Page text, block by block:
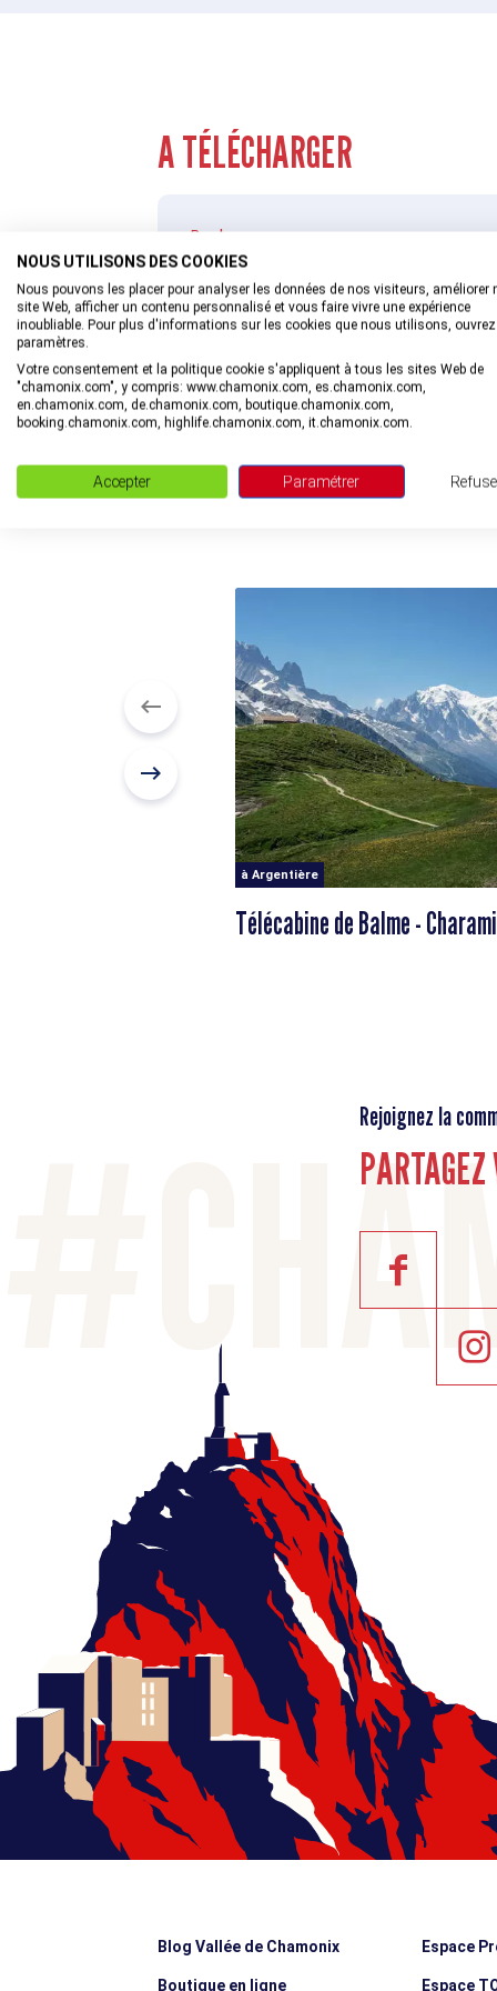
A TÉLÉCHARGER
Brochure
Descente VTT : Descente des
TÉLÉCHARGER
à Argentière
Télécabine de Balme -
Rejoignez la
Blog Vallée de Chamonix
Boutique en ligne
Espace
Espace
NOUS UTILISONS DES COOKIES
Nous pouvons les placer pour analyser les données de nos visiteurs, améliorer
site Web, afficher un contenu personnalisé et vous faire vivre une expérience
inoubliable. Pour plus d'informations sur les cookies que nous utilisons,
paramètres.
Votre consentement et la politique cookie s'appliquent à tous les sites Web de
"chamonix.com", y compris: www.chamonix.com, es.chamonix.com,
en.chamonix.com, de.chamonix.com, boutique.chamonix.com,
booking.chamonix.com, highlife.chamonix.com, it.chamonix.com.
Accepter Paramétrer